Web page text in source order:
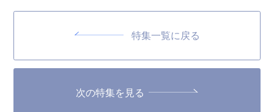
特集一覧に戻る
次の特集を見る